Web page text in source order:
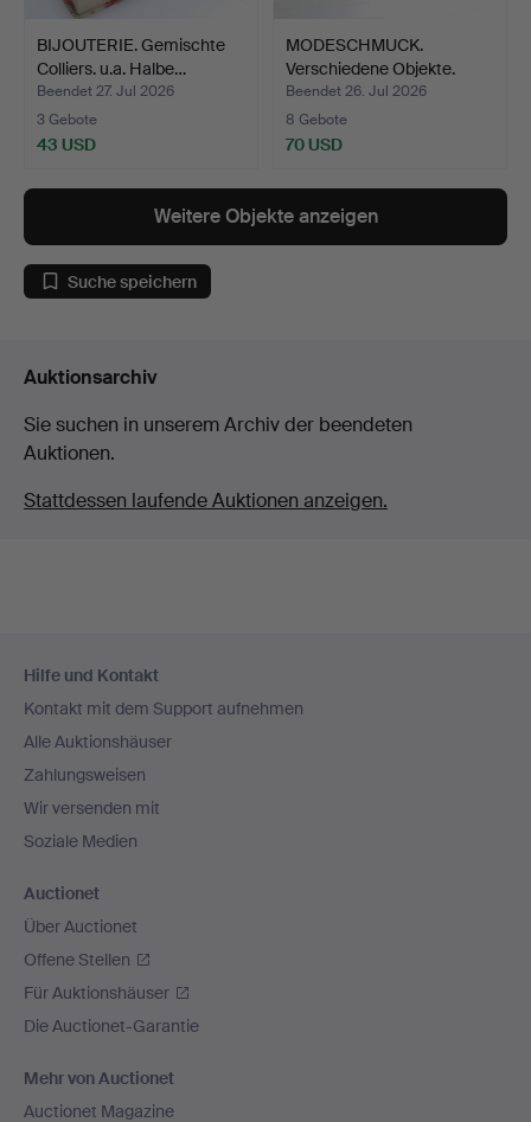
BIJOUTERIE. Gemischte
Colliers. u.a. Halbe…
Beendet 27. Jul 2026
3 Gebote
43 USD
MODESCHMUCK.
Verschiedene Objekte.
Beendet 26. Jul 2026
8 Gebote
70 USD
Weitere Objekte anzeigen
Suche speichern
Auktionsarchiv
Sie suchen in unserem Archiv der beendeten
Auktionen.
Stattdessen laufende Auktionen anzeigen.
Navigation
Hilfe und Kontakt
Kontakt mit dem Support aufnehmen
Alle Auktionshäuser
Zahlungsweisen
Wir versenden mit
Soziale Medien
Auctionet
Über Auctionet
Offene Stellen
Für Auktionshäuser
Die Auctionet-Garantie
Mehr von Auctionet
Auctionet Magazine